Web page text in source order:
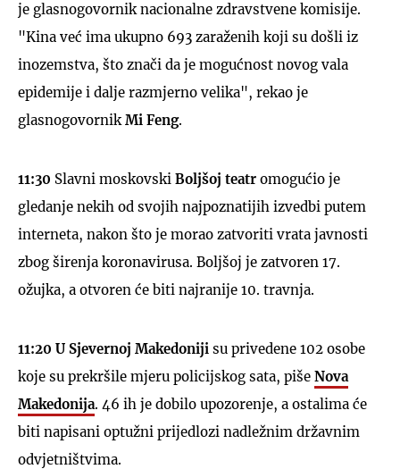
je glasnogovornik nacionalne zdravstvene komisije.
"Kina već ima ukupno 693 zaraženih koji su došli iz
inozemstva, što znači da je mogućnost novog vala
epidemije i dalje razmjerno velika", rekao je
glasnogovornik Mi Feng.
11:30 Slavni moskovski Boljšoj teatr omogućio je
gledanje nekih od svojih najpoznatijih izvedbi putem
interneta, nakon što je morao zatvoriti vrata javnosti
zbog širenja koronavirusa. Boljšoj je zatvoren 17.
ožujka, a otvoren će biti najranije 10. travnja.
11:20 U Sjevernoj Makedoniji su privedene 102 osobe
koje su prekršile mjeru policijskog sata, piše Nova
Makedonija. 46 ih je dobilo upozorenje, a ostalima će
biti napisani optužni prijedlozi nadležnim državnim
odvjetništvima.